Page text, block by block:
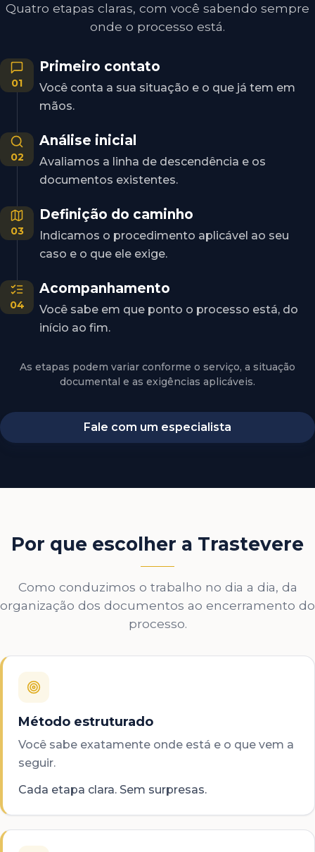
Quatro etapas claras, com você sabendo sempre
onde o processo está.
01
Primeiro contato
Você conta a sua situação e o que já tem em
mãos.
02
Análise inicial
Avaliamos a linha de descendência e os
documentos existentes.
03
Definição do caminho
Indicamos o procedimento aplicável ao seu
caso e o que ele exige.
04
Acompanhamento
Você sabe em que ponto o processo está, do
início ao fim.
As etapas podem variar conforme o serviço, a situação
documental e as exigências aplicáveis.
Fale com um especialista
Por que escolher a Trastevere
Como conduzimos o trabalho no dia a dia, da
organização dos documentos ao encerramento do
processo.
Método estruturado
Você sabe exatamente onde está e o que vem a
seguir.
Cada etapa clara. Sem surpresas.